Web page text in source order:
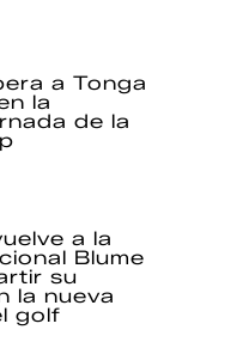
a Tonga
la
de la
a la
Blume
su
la nueva
golf